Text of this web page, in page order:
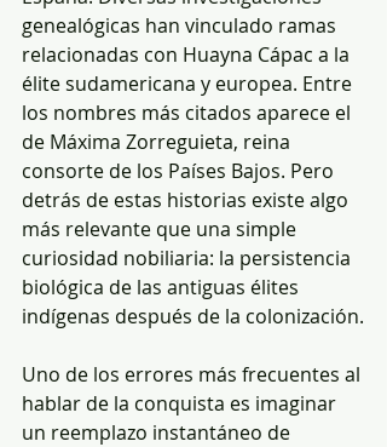
genealógicas han vinculado ramas
relacionadas con Huayna Cápac a la
élite sudamericana y europea. Entre
los nombres más citados aparece el
de Máxima Zorreguieta, reina
consorte de los Países Bajos. Pero
detrás de estas historias existe algo
más relevante que una simple
curiosidad nobiliaria: la persistencia
biológica de las antiguas élites
indígenas después de la colonización.
Uno de los errores más frecuentes al
hablar de la conquista es imaginar
un reemplazo instantáneo de